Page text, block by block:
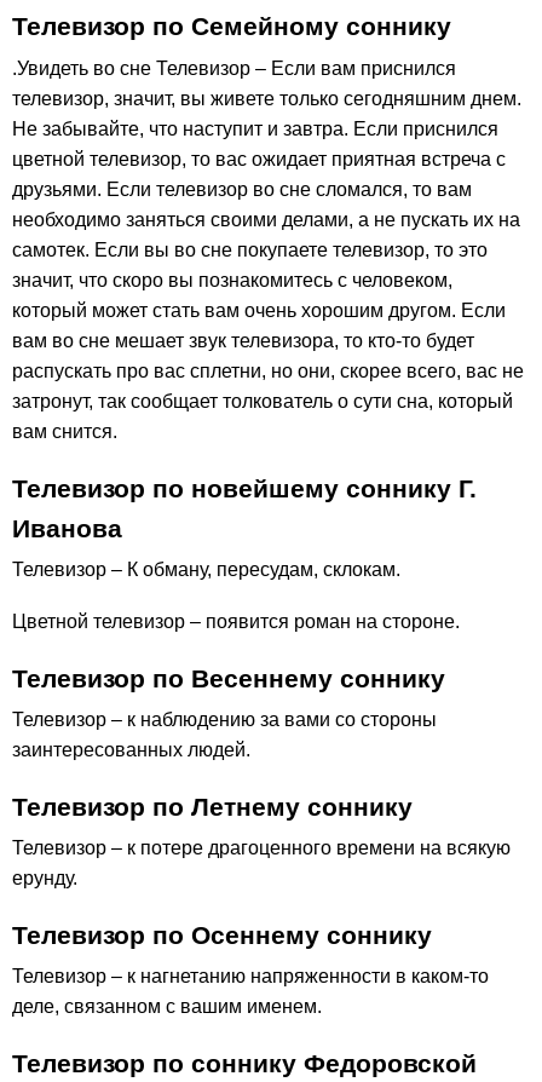
Телевизор по Семейному соннику
.Увидеть во сне Телевизор – Если вам приснился
телевизор, значит, вы живете только сегодняшним днем.
Не забывайте, что наступит и завтра. Если приснился
цветной телевизор, то вас ожидает приятная встреча с
друзьями. Если телевизор во сне сломался, то вам
необходимо заняться своими делами, а не пускать их на
самотек. Если вы во сне покупаете телевизор, то это
значит, что скоро вы познакомитесь с человеком,
который может стать вам очень хорошим другом. Если
вам во сне мешает звук телевизора, то кто-то будет
распускать про вас сплетни, но они, скорее всего, вас не
затронут, так сообщает толкователь о сути сна, который
вам снится.
Телевизор по новейшему соннику Г.
Иванова
Телевизор – К обману, пересудам, склокам.
Цветной телевизор – появится роман на стороне.
Телевизор по Весеннему соннику
Телевизор – к наблюдению за вами со стороны
заинтересованных людей.
Телевизор по Летнему соннику
Телевизор – к потере драгоценного времени на всякую
ерунду.
Телевизор по Осеннему соннику
Телевизор – к нагнетанию напряженности в каком-то
деле, связанном с вашим именем.
Телевизор по соннику Федоровской